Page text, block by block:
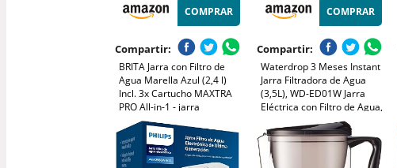
COMPRAR
Compartir:
BRITA Jarra con Filtro de
Agua Marella Azul (2,4 l)
Incl. 3x Cartucho MAXTRA
PRO All-in-1 - jarra
adaptable al frigorífico con
LTI digital y tapa abatible
que reduce cloro, cal e
impurezas.
COMPRAR
Compartir:
Waterdrop 3 Meses Instant
Jarra Filtradora de Agua
(3,5L), WD-ED01W Jarra
Eléctrica con Filtro de Agua,
Reducir 35+ Sustancias,
Dispensador Filtro de Agua,
Preserva Minerales, Blanco
(Filtro: WD-EDF)